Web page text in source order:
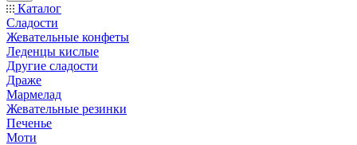
Каталог
Сладости
Жевательные конфеты
Леденцы кислые
Другие сладости
Драже
Мармелад
Жевательные резинки
Печенье
Моти